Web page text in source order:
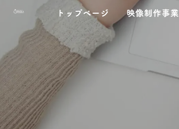
へ
ス
ッ
プ
ョ
ン
移
動
トップページ 映像制作事業